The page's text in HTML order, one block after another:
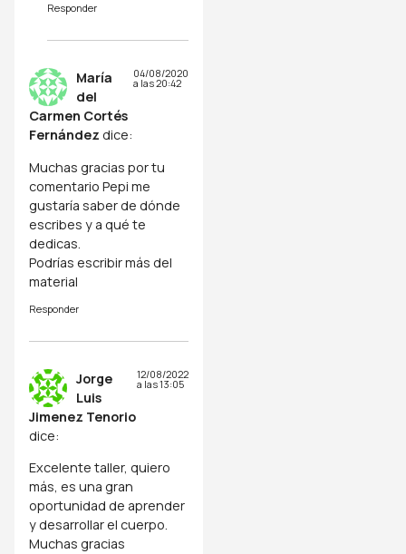
Responder
María
del
Carmen Cortés
Fernández dice:
04/08/2020
a las 20:42
Muchas gracias por tu
comentario Pepi me
gustaría saber de dónde
escribes y a qué te
dedicas.
Podrías escribir más del
material
Responder
Jorge
Luis
Jimenez Tenorio
dice:
12/08/2022
a las 13:05
Excelente taller, quiero
más, es una gran
oportunidad de aprender
y desarrollar el cuerpo.
Muchas gracias